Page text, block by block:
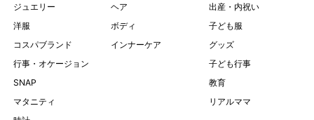
ジュエリー
洋服
コスパブランド
行事・オケージョン
SNAP
マタニティ
ヘア
ボディ
インナーケア
出産・内祝い
子ども服
グッズ
子ども行事
教育
リアルママ